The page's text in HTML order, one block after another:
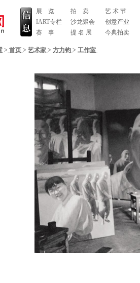
展 览
IART专栏
赛 事
拍 卖
沙龙聚会
提 名 展
艺 术 节
创意产业
今典拍卖
> 首页 > 艺术家 > 方力钧 > 工作室